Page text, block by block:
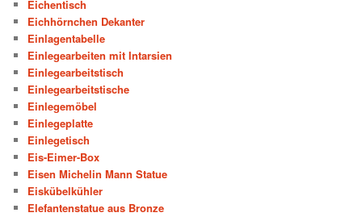
Eichentisch
Eichhörnchen Dekanter
Einlagentabelle
Einlegearbeiten mit Intarsien
Einlegearbeitstisch
Einlegearbeitstische
Einlegemöbel
Einlegeplatte
Einlegetisch
Eis-Eimer-Box
Eisen Michelin Mann Statue
Eiskübelkühler
Elefantenstatue aus Bronze